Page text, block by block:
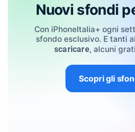
Nuovi sfondi
Con iPhoneItalia+ ogni
sfondo esclusivo. E tanti
scaricare, alcuni
Scopri gli